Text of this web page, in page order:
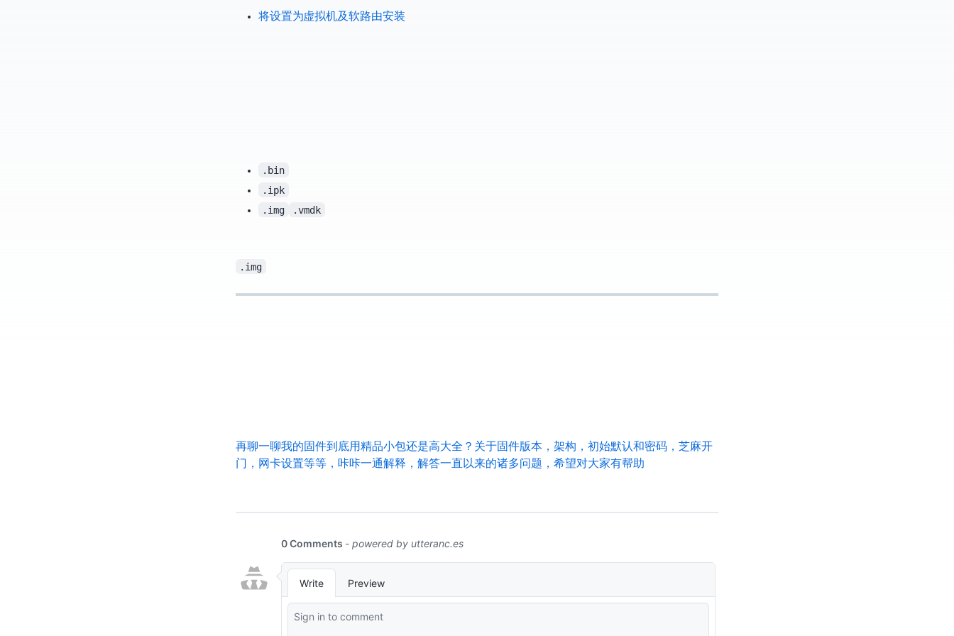
将ubuntu设置为NAS——10. 虚拟机KVM及软路由LEDE安装
.bin
.ipk
.img
.vmdk
.img
eSir PlayGround - 再聊一聊我的固件 - 到底用精品小包还是高大全？关于固件版本，架构，初始默认IP和密码，芝麻开
门，网卡设置等等，咔咔一通解释，解答一直以来的诸多问题，希望对大家有帮助